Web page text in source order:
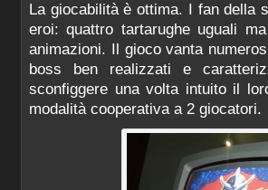
La giocabilità è ottima. I fan della
eroi: quattro tartarughe uguali
animazioni. Il gioco vanta
boss ben realizzati e
sconfiggere una volta intuito il
modalità cooperativa a 2 giocatori.